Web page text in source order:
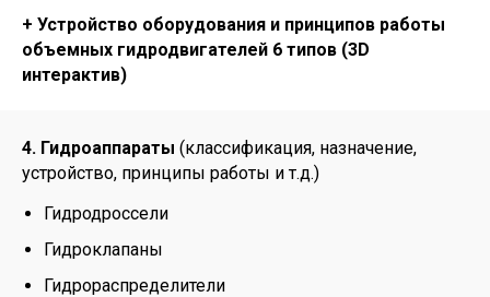
+ Устройство оборудования и принципов работы
объемных гидродвигателей 6 типов (3D
интерактив)
4. Гидроаппараты (классификация, назначение,
устройство, принципы работы и т.д.)
Гидродроссели
Гидроклапаны
Гидрораспределители